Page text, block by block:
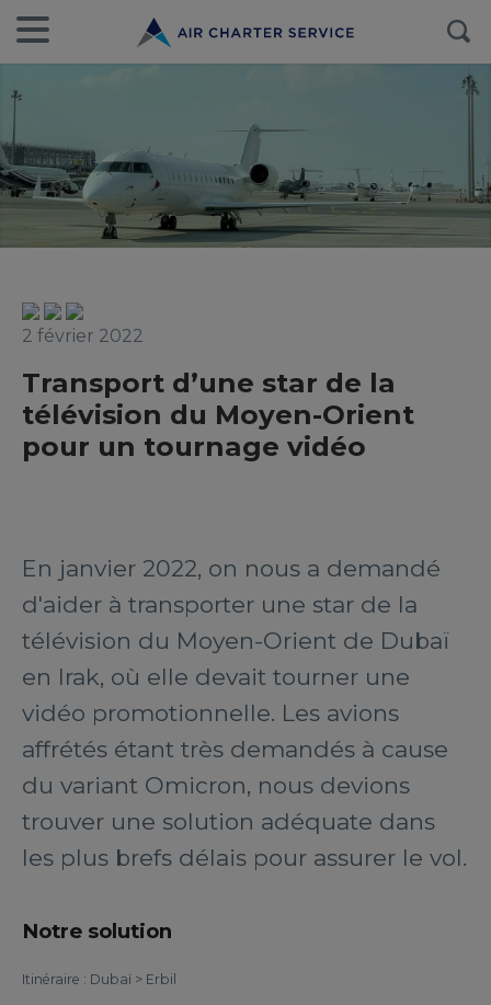
2 février 2022
Transport d’une star de la
télévision du Moyen-Orient
pour un tournage vidéo
En janvier 2022, on nous a demandé
d'aider à transporter une star de la
télévision du Moyen-Orient de Dubaï
en Irak, où elle devait tourner une
vidéo promotionnelle. Les avions
affrétés étant très demandés à cause
du variant Omicron, nous devions
trouver une solution adéquate dans
les plus brefs délais pour assurer le vol.
Notre solution
Itinéraire : Dubaï > Erbil